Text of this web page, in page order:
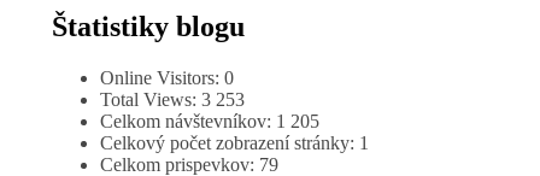
Štatistiky blogu
Online Visitors: 0
Total Views: 3 253
Celkom návštevníkov: 1 205
Celkový počet zobrazení stránky: 1
Celkom prispevkov: 79